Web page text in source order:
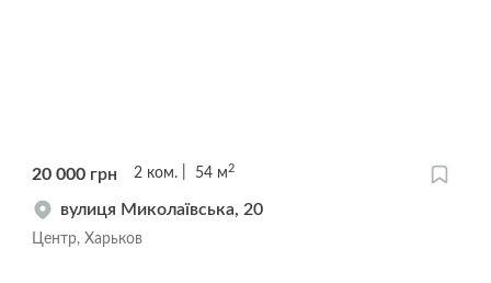
20 000 грн 2 ком. 54 м 2
вулиця Миколаївська, 20
Центр, Харьков